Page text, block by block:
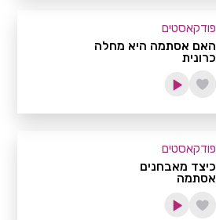
פודקאסטים
האם אסתמה היא מחלה
כרונית
פודקאסטים
כיצד מאבחנים
אסתמה